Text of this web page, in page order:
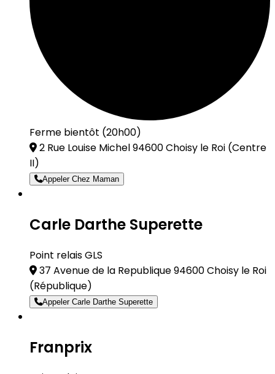
Ferme bientôt (20h00)
2 Rue Louise Michel 94600 Choisy le Roi (Centre
II)
Appeler Chez Maman
Carle Darthe Superette
Point relais GLS
37 Avenue de la Republique 94600 Choisy le Roi
(République)
Appeler Carle Darthe Superette
Franprix